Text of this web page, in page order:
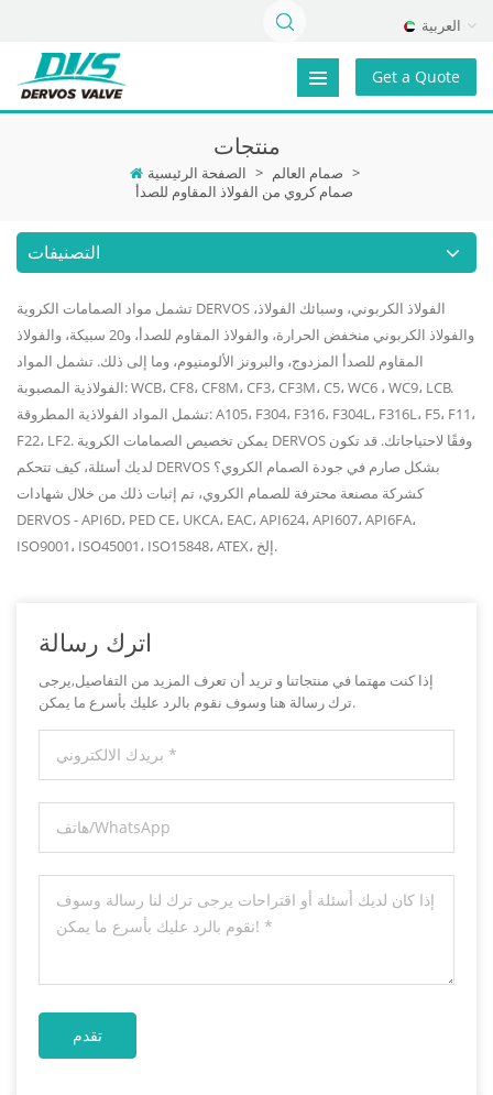
العربية
Get a Quote
منتجات
الصفحة الرئيسية > صمام العالم >
صمام كروي من الفولاذ المقاوم للصدأ
التصنيفات
تشمل مواد الصمامات الكروية DERVOS الفولاذ الكربوني، وسبائك الفولاذ،
والفولاذ الكربوني منخفض الحرارة، والفولاذ المقاوم للصدأ، و20 سبيكة، والفولاذ
المقاوم للصدأ المزدوج، والبرونز الألومنيوم، وما إلى ذلك. تشمل المواد
الفولاذية المصبوبة: WCB، CF8، CF8M، CF3، CF3M، C5، WC6 ، WC9، LCB.
تشمل المواد الفولاذية المطروقة: A105، F304، F316، F304L، F316L، F5، F11،
F22، LF2. يمكن تخصيص الصمامات الكروية DERVOS وفقًا لاحتياجاتك. قد تكون
لديك أسئلة، كيف تتحكم DERVOS بشكل صارم في جودة الصمام الكروي؟
كشركة مصنعة محترفة للصمام الكروي، تم إثبات ذلك من خلال شهادات
DERVOS - API6D، PED CE، UKCA، EAC، API624، API607، API6FA،
ISO9001، ISO45001، ISO15848، ATEX، إلخ.
اترك رسالة
إذا كنت مهتما في منتجاتنا و تريد أن تعرف المزيد من التفاصيل,يرجى
ترك رسالة هنا وسوف نقوم بالرد عليك بأسرع ما يمكن.